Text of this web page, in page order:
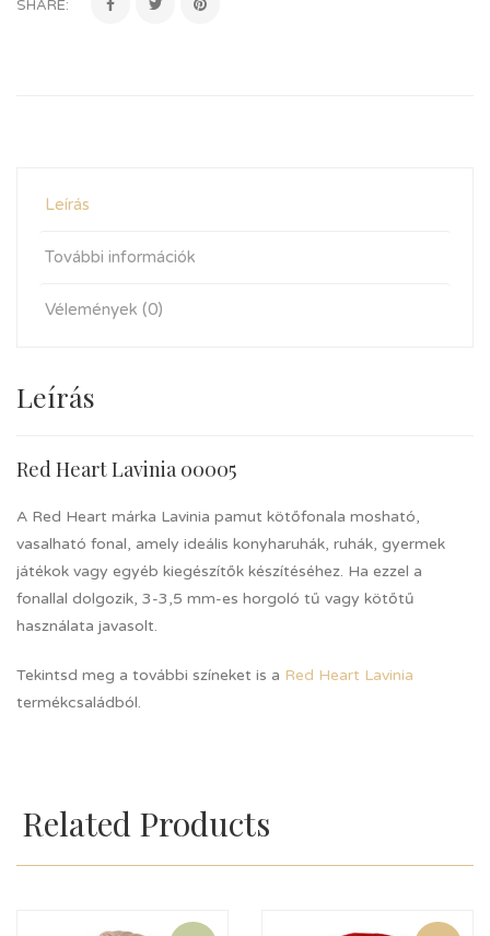
SHARE:
Leírás
További információk
Vélemények (0)
Leírás
Red Heart Lavinia 00005
A Red Heart márka Lavinia pamut kötőfonala mosható,
vasalható fonal, amely ideális konyharuhák, ruhák, gyermek
játékok vagy egyéb kiegészítők készítéséhez. Ha ezzel a
fonallal dolgozik, 3-3,5 mm-es horgoló tű vagy kötőtű
használata javasolt.
Tekintsd meg a további színeket is a Red Heart Lavinia
termékcsaládból.
Related Products